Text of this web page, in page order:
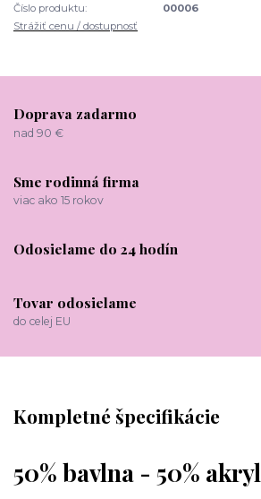
Číslo produktu:
00006
Strážiť cenu / dostupnosť
Doprava zadarmo
nad 90 €
Sme rodinná firma
viac ako 15 rokov
Odosielame do 24 hodín
Tovar odosielame
do celej EU
Kompletné špecifikácie
50% bavlna - 50% akryl